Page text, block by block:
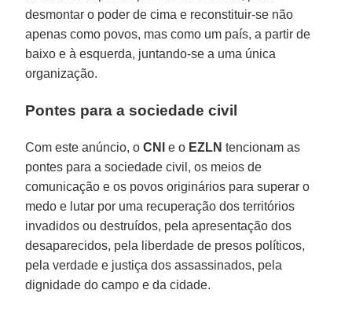
desmontar o poder de cima e reconstituir-se não
apenas como povos, mas como um país, a partir de
baixo e à esquerda, juntando-se a uma única
organização.
Pontes para a sociedade civil
Com este anúncio, oCNI e o EZLN tencionam as
pontes para a sociedade civil, os meios de
comunicação e os povos originários para superar o
medo e lutar por uma recuperação dos territórios
invadidos ou destruídos, pela apresentação dos
desaparecidos, pela liberdade de presos políticos,
pela verdade e justiça dos assassinados, pela
dignidade do campo e da cidade.